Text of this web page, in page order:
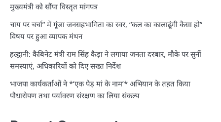
मुख्यमंत्री को सौंपा विस्तृत मांगपत्र
चाय पर चर्चा” में गूंजा जनसहभागिता का स्वर, “कल का कालाढूंगी कैसा हो”
विषय पर हुआ व्यापक मंथन
हल्द्वानी: कैबिनेट मंत्री राम सिंह कैड़ा ने लगाया जनता दरबार, मौके पर सुनीं
समस्याएं, अधिकारियों को दिए सख्त निर्देश
भाजपा कार्यकर्ताओं ने *‘एक पेड़ मां के नाम’* अभियान के तहत किया
पौधारोपण तथा पर्यावरण संरक्षण का लिया संकल्प